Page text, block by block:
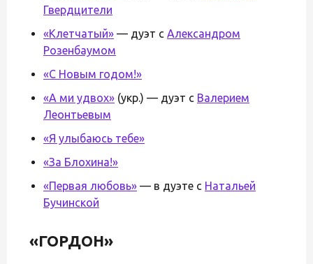
Гвердцители
«Клетчатый» — дуэт с Александром
Розенбаумом
«С Новым годом!»
«А ми удвох» (укр.) — дуэт с Валерием
Леонтьевым
«Я улыбаюсь тебе»
«За Блохина!»
«Первая любовь» — в дуэте с Натальей
Бучинской
«ГОРДОН»